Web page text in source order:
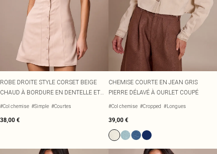
ROBE DROITE STYLE CORSET BEIGE
CHAUD À BORDURE EN DENTELLE ET
BOUTONS
#Col chemise #Simple #Courtes
38,00 €
CHEMISE COURTE EN JEAN GRIS
PIERRE DÉLAVÉ À OURLET COUPÉ
#Col chemise #Cropped #Longues
39,00 €